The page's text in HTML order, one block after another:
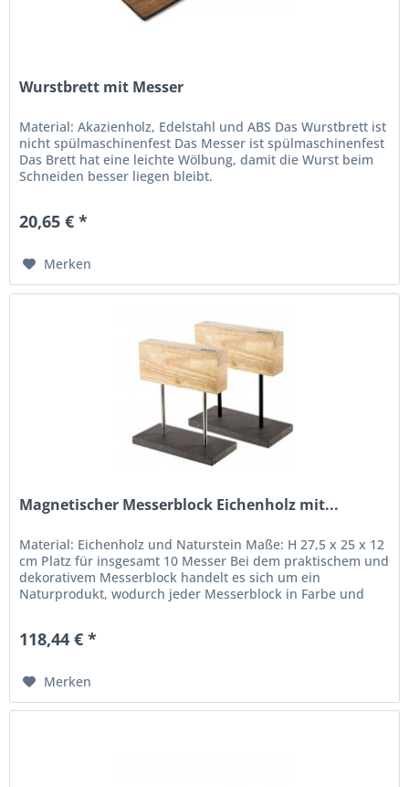
Wurstbrett mit Messer
Material: Akazienholz, Edelstahl und ABS Das Wurstbrett ist
nicht spülmaschinenfest Das Messer ist spülmaschinenfest
Das Brett hat eine leichte Wölbung, damit die Wurst beim
Schneiden besser liegen bleibt.
20,65 € *
Merken
Magnetischer Messerblock Eichenholz mit...
Material: Eichenholz und Naturstein Maße: H 27,5 x 25 x 12
cm Platz für insgesamt 10 Messer Bei dem praktischem und
dekorativem Messerblock handelt es sich um ein
Naturprodukt, wodurch jeder Messerblock in Farbe und
118,44 € *
Merken